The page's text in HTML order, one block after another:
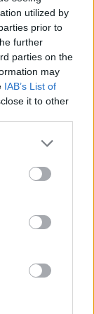
utilized by
prior to
further
parties on the
may
IAB’s List of
it to other
Google
may click to
tags to
Google
hogy
És persze
világot, s
abból
Próbáld
zajlik,
azt, amibe
és most
ne add fel!